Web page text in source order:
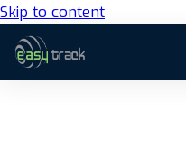
Skip to content